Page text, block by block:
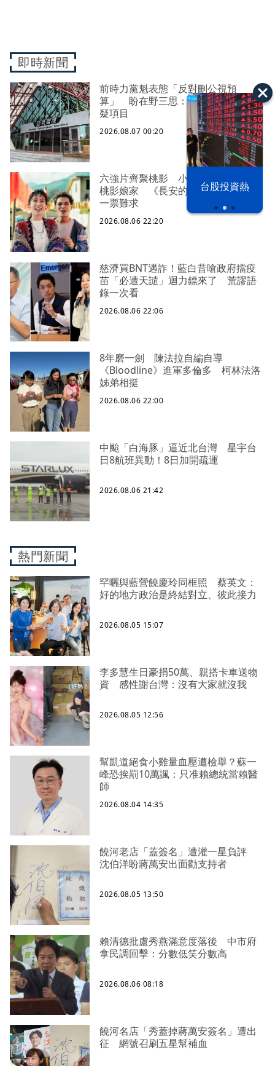
以色列 穹頂
之下
台股投資熱
即時新聞
前時力黨魁表態「反對刪公視預
算」 盼在野三思：改凍結處理受質
疑項目
2026.08.07 00:20
六強片齊聚桃影 小薰《祖先鬼》回
桃影娘家 《長安的荔枝》桃影加映
一票難求
2026.08.06 22:20
慈濟買BNT遇詐！藍白昔嗆政府擋疫
苗「必遭天譴」迴力鏢來了 荒謬語
錄一次看
2026.08.06 22:06
8年磨一劍 陳法拉自編自導
《Bloodline》進軍多倫多 柯林法洛
姊弟相挺
2026.08.06 22:00
中颱「白海豚」逼近北台灣 星宇台
日8航班異動！8日加開疏運
2026.08.06 21:42
熱門新聞
罕曬與藍營饒慶玲同框照 蔡英文：
好的地方政治是終結對立、彼此接力
2026.08.05 15:07
李多慧生日豪捐50萬、親搭卡車送物
資 感性謝台灣：沒有大家就沒我
2026.08.05 12:56
幫凱道絕食小雞量血壓遭檢舉？蘇一
峰恐挨罰10萬諷：只准賴總統當賴醫
師
2026.08.04 14:35
饒河老店「蓋簽名」遭灌一星負評
沈伯洋盼蔣萬安出面勸支持者
2026.08.05 13:50
賴清德批盧秀燕滿意度落後 中市府
拿民調回擊：分數低笑分數高
2026.08.06 08:18
饒河名店「秀蓋掉蔣萬安簽名」遭出
征 網號召刷五星幫補血